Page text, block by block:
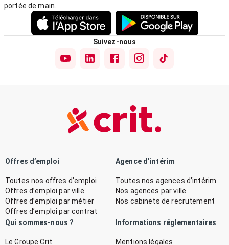
portée de main.
Suivez-nous
Offres d’emploi
Toutes nos offres d’emploi
Offres d’emploi par ville
Offres d’emploi par métier
Offres d’emploi par contrat
Agence d’intérim
Toutes nos agences d’intérim
Nos agences par ville
Nos cabinets de recrutement
Qui sommes-nous ?
Le Groupe Crit
Informations réglementaires
Mentions légales